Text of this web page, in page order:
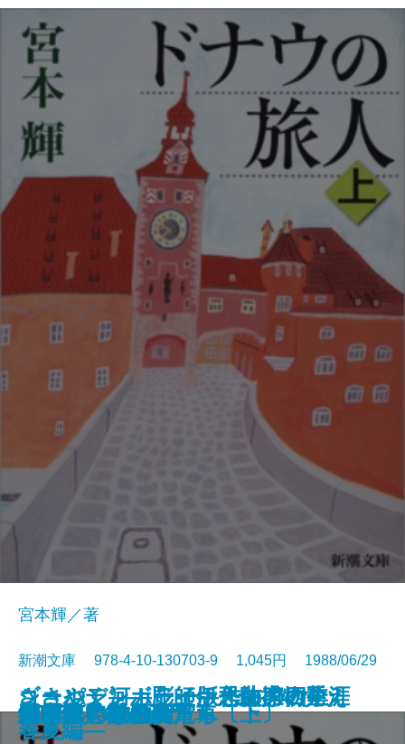
新編 風の又三郎
あばれ狼
脱出
むかしの味
ガープの世界〔上〕
ガープの世界〔下〕
ささやく河―彫師伊之助捕物覚え
―
生きている源八
ショパン―カラー版作曲家の生涯
―
ドナウの旅人〔上〕
宮本輝／著
新潮文庫 978-4-10-130703-9 1,045円 1988/06/29
ドナウの旅人〔下〕
雪の花
編笠十兵衛〔上〕
編笠十兵衛〔下〕
欲望という名の電車
ガラスの動物園
ゴールデンボーイ―恐怖の四季
春夏編―
日本語 表と裏
千利休とその妻たち〔上〕
千利休とその妻たち〔下〕